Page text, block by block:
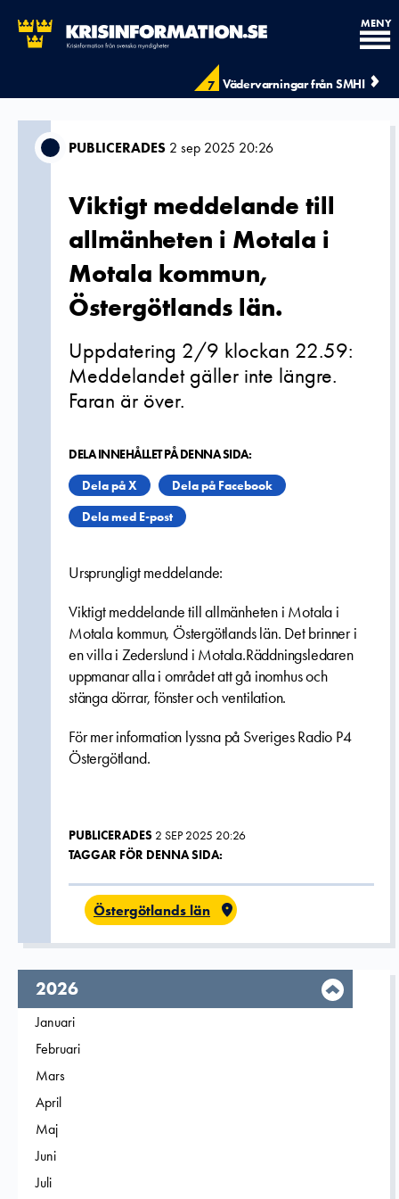
7 Vädervarningar från SMHI
MENY
PUBLICERADES 2 sep 2025 20:26
Viktigt meddelande till
allmänheten i Motala i
Motala kommun,
Östergötlands län.
Uppdatering 2/9 klockan 22.59:
Meddelandet gäller inte längre.
Faran är över.
DELA INNEHÅLLET PÅ DENNA SIDA:
Dela på X
Dela på Facebook
Dela med E-post
Ursprungligt meddelande:
Viktigt meddelande till allmänheten i Motala i
Motala kommun, Östergötlands län. Det brinner i
en villa i Zederslund i Motala.Räddningsledaren
uppmanar alla i området att gå inomhus och
stänga dörrar, fönster och ventilation.
För mer information lyssna på Sveriges Radio P4
Östergötland.
PUBLICERADES 2 SEP 2025 20:26
TAGGAR FÖR DENNA SIDA:
Östergötlands län
År,
2026
Filtrera på
Januari
Filtrera på
Februari
Filtrera på
Mars
Filtrera på
April
Filtrera på
Maj
Filtrera på
Juni
Filtrera på
Juli